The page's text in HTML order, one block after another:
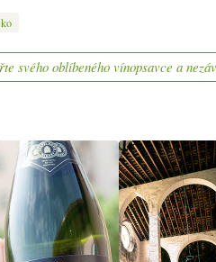
svého oblíbeného vínopsavce a